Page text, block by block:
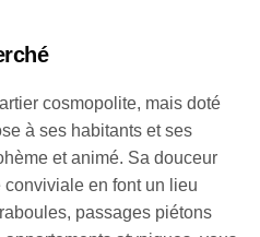
cosmopolite, mais doté
à ses habitants et ses
et animé. Sa douceur
en font un lieu
passages piétons